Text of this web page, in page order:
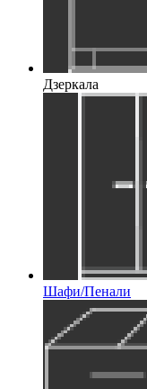
Дзеркала
Шафи/Пенали